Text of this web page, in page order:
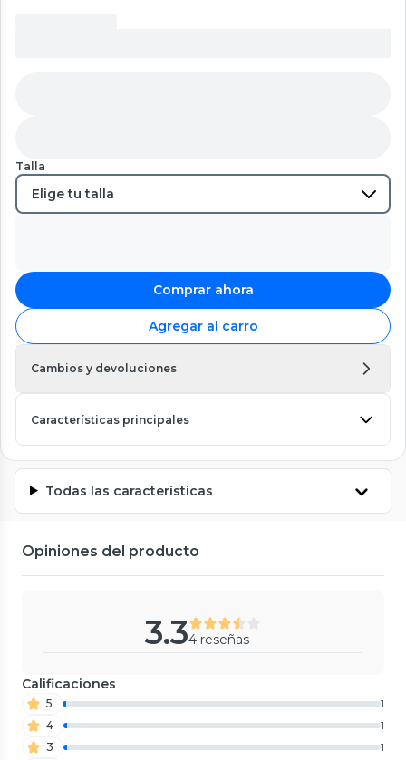
Talla
Comprar ahora
Agregar al carro
Cambios y devoluciones
Características principales
Todas las características
Opiniones del producto
3.34 reseñas
Calificaciones
5
1
4
1
3
1